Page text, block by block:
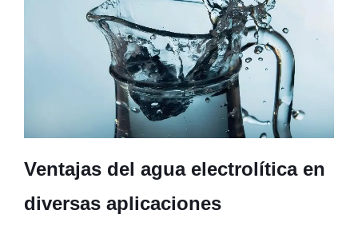
Ventajas del agua electrolítica en
diversas aplicaciones